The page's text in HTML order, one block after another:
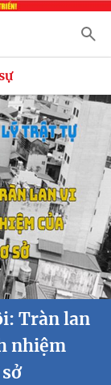
Tràn lan
nhiệm